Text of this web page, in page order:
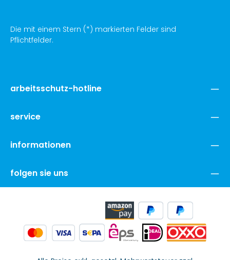
Die mit einem Stern (*) markierten Felder sind
Pflichtfelder.
arbeitsschutz-hotline
service
informationen
folgen sie uns